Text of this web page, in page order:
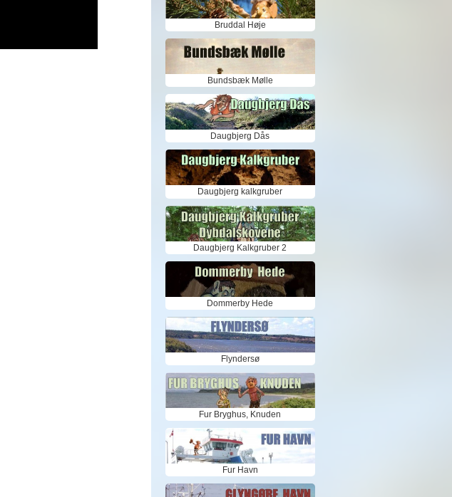
Bruddal Høje
Bundsbæk Mølle
Daugbjerg Dås
Daugbjerg kalkgruber
Daugbjerg Kalkgruber 2
Dommerby Hede
Flyndersø
Fur Bryghus, Knuden
Fur Havn